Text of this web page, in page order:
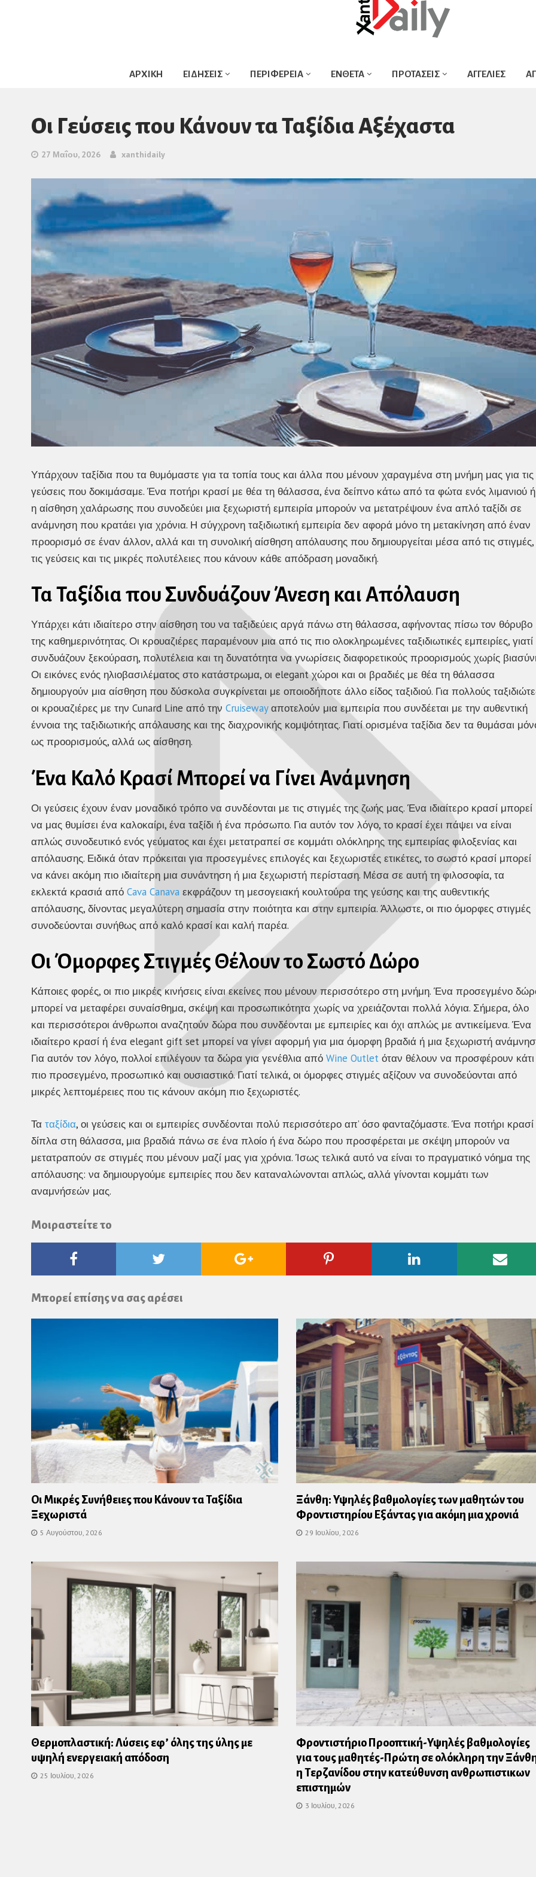
ΑΡΧΙΚΗ ΕΙΔΗΣΕΙΣ ΠΕΡΙΦΕΡΕΙΑ ΕΝΘΕΤΑ ΠΡΟΤΑΣΕΙΣ ΑΓΓΕΛΙΕΣ
Οι Γεύσεις που Κάνουν τα Ταξίδια Αξέχαστα
27 Μαΐου, 2026 xanthidaily
Υπάρχουν ταξίδια που τα θυμόμαστε για τα τοπία τους και άλλα που μένουν χαραγμένα στη μνήμη μας για τις
γεύσεις που δοκιμάσαμε. Ένα ποτήρι κρασί με θέα τη θάλασσα, ένα δείπνο κάτω από τα φώτα ενός λιμανιού ή
η αίσθηση χαλάρωσης που συνοδεύει μια ξεχωριστή εμπειρία μπορούν να μετατρέψουν ένα απλό ταξίδι σε
ανάμνηση που κρατάει για χρόνια. Η σύγχρονη ταξιδιωτική εμπειρία δεν αφορά μόνο τη μετακίνηση από έναν
προορισμό σε έναν άλλον, αλλά και τη συνολική αίσθηση απόλαυσης που δημιουργείται μέσα από τις στιγμές,
τις γεύσεις και τις μικρές πολυτέλειες που κάνουν κάθε απόδραση μοναδική.
Τα Ταξίδια που Συνδυάζουν Άνεση και Απόλαυση
Υπάρχει κάτι ιδιαίτερο στην αίσθηση του να ταξιδεύεις αργά πάνω στη θάλασσα, αφήνοντας πίσω τον θόρυβο
της καθημερινότητας. Οι κρουαζιέρες παραμένουν μια από τις πιο ολοκληρωμένες ταξιδιωτικές εμπειρίες, γιατί
συνδυάζουν ξεκούραση, πολυτέλεια και τη δυνατότητα να γνωρίσεις διαφορετικούς προορισμούς χωρίς
Οι εικόνες ενός ηλιοβασιλέματος στο κατάστρωμα, οι elegant χώροι και οι βραδιές με θέα τη θάλασσα
δημιουργούν μια αίσθηση που δύσκολα συγκρίνεται με οποιοδήποτε άλλο είδος ταξιδιού. Για πολλούς
οι κρουαζιέρες με την Cunard Line από την Cruisewayαποτελούν μια εμπειρία που συνδέεται με την αυθεντική
έννοια της ταξιδιωτικής απόλαυσης και της διαχρονικής κομψότητας. Γιατί ορισμένα ταξίδια δεν τα θυμάσαι
ως προορισμούς, αλλά ως αίσθηση.
Ένα Καλό Κρασί Μπορεί να Γίνει Ανάμνηση
Οι γεύσεις έχουν έναν μοναδικό τρόπο να συνδέονται με τις στιγμές της ζωής μας. Ένα ιδιαίτερο κρασί μπορεί
να μας θυμίσει ένα καλοκαίρι, ένα ταξίδι ή ένα πρόσωπο. Για αυτόν τον λόγο, το κρασί έχει πάψει να είναι
απλώς συνοδευτικό ενός γεύματος και έχει μετατραπεί σε κομμάτι ολόκληρης της εμπειρίας φιλοξενίας και
απόλαυσης. Ειδικά όταν πρόκειται για προσεγμένες επιλογές και ξεχωριστές ετικέτες, το σωστό κρασί μπορεί
να κάνει ακόμη πιο ιδιαίτερη μια συνάντηση ή μια ξεχωριστή περίσταση. Μέσα σε αυτή τη φιλοσοφία, τα
εκλεκτά κρασιά από Cava Canava εκφράζουν τη μεσογειακή κουλτούρα της γεύσης και της αυθεντικής
απόλαυσης, δίνοντας μεγαλύτερη σημασία στην ποιότητα και στην εμπειρία. Άλλωστε, οι πιο όμορφες στιγμές
συνοδεύονται συνήθως από καλό κρασί και καλή παρέα.
Οι Όμορφες Στιγμές Θέλουν το Σωστό Δώρο
Κάποιες φορές, οι πιο μικρές κινήσεις είναι εκείνες που μένουν περισσότερο στη μνήμη. Ένα προσεγμένο
μπορεί να μεταφέρει συναίσθημα, σκέψη και προσωπικότητα χωρίς να χρειάζονται πολλά λόγια. Σήμερα, όλο
και περισσότεροι άνθρωποι αναζητούν δώρα που συνδέονται με εμπειρίες και όχι απλώς με αντικείμενα. Ένα
ιδιαίτερο κρασί ή ένα elegant gift set μπορεί να γίνει αφορμή για μια όμορφη βραδιά ή μια ξεχωριστή
Για αυτόν τον λόγο, πολλοί επιλέγουν τα δώρα για γενέθλια από Wine Outlet όταν θέλουν να προσφέρουν κάτι
πιο προσεγμένο, προσωπικό και ουσιαστικό. Γιατί τελικά, οι όμορφες στιγμές αξίζουν να συνοδεύονται από
μικρές λεπτομέρειες που τις κάνουν ακόμη πιο ξεχωριστές.
Τα ταξίδια, οι γεύσεις και οι εμπειρίες συνδέονται πολύ περισσότερο απ’ όσο φανταζόμαστε. Ένα ποτήρι κρασί
δίπλα στη θάλασσα, μια βραδιά πάνω σε ένα πλοίο ή ένα δώρο που προσφέρεται με σκέψη μπορούν να
μετατραπούν σε στιγμές που μένουν μαζί μας για χρόνια. Ίσως τελικά αυτό να είναι το πραγματικό νόημα της
απόλαυσης: να δημιουργούμε εμπειρίες που δεν καταναλώνονται απλώς, αλλά γίνονται κομμάτι των
αναμνήσεών μας.
Μοιραστείτε το
Twitter
Google
Pinterest Linkedin
Μπορεί επίσης να σας αρέσει
Οι Μικρές Συνήθειες που Κάνουν τα Ταξίδια
Ξεχωριστά
5 Αυγούστου, 2026
Ξάνθη: Υψηλές βαθμολογίες των μαθητών του
Φροντιστηρίου Εξάντας για ακόμη μια χρονιά
29 Ιουλίου, 2026
Θερμοπλαστική: Λύσεις εφ’ όλης της ύλης με
υψηλή ενεργειακή απόδοση
25 Ιουλίου, 2026
Φροντιστήριο Προοπτική-Υψηλές βαθμολογίες
για τους μαθητές-Πρώτη σε ολόκληρη την
η Τερζανίδου στην κατεύθυνση ανθρωπιστικων
επιστημών
3 Ιουλίου, 2026